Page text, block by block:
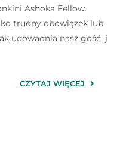
Ashoka Fellow.
trudny obowiązek lub
udowadnia nasz gość, j
CZYTAJ WIĘCEJ